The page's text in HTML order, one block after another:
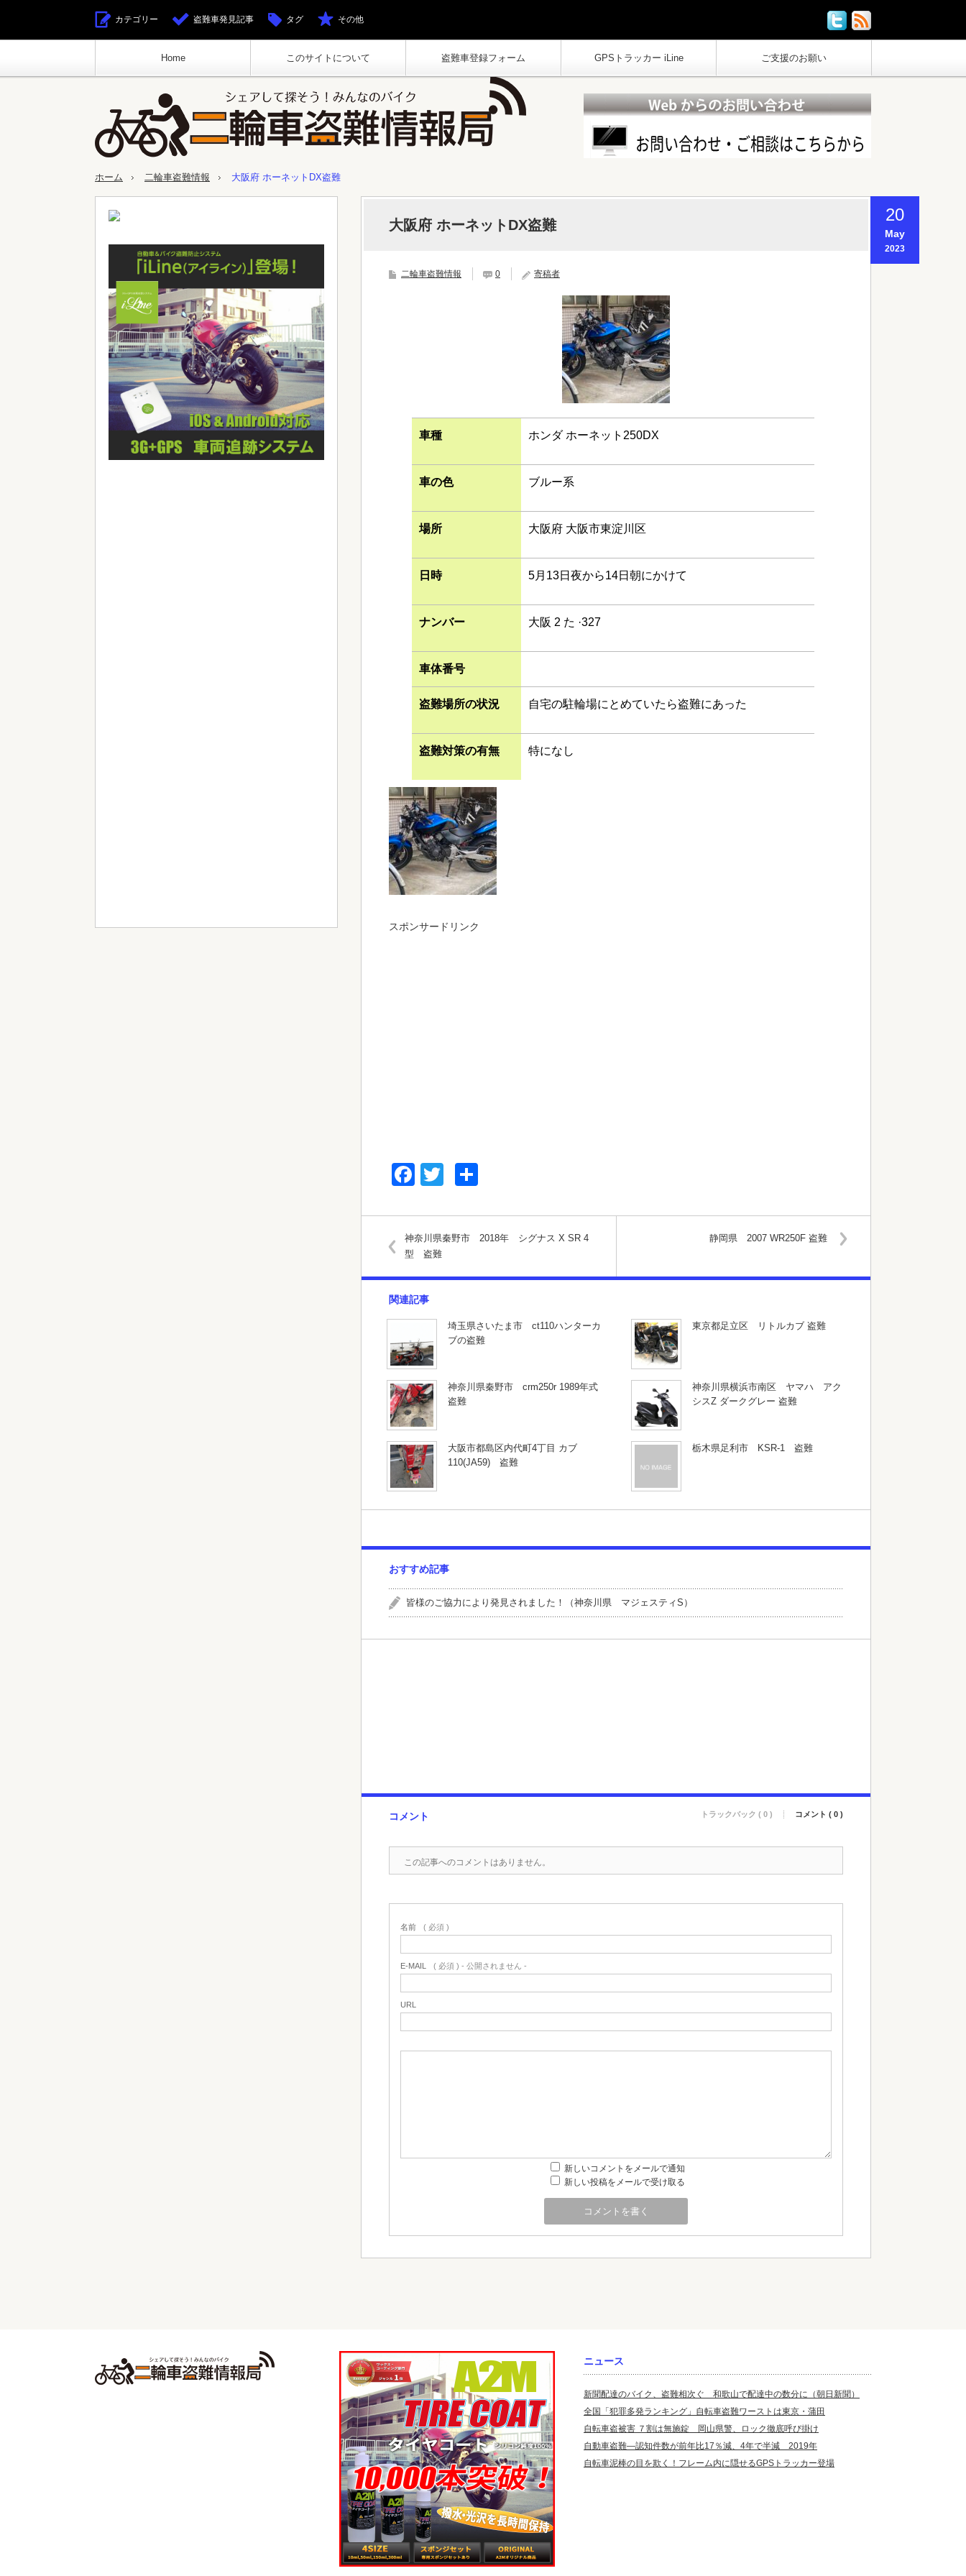
Home このサイトについて 盗難車登録フォーム GPSトラッカー iLine ご支援のお願い
カテゴリー 盗難車発見記事 タグ その他
ホーム 二輪車盗難情報 大阪府 ホーネットDX盗難
20
May
2023
大阪府 ホーネットDX盗難
二輪車盗難情報 0 寄稿者
車種 ホンダ ホーネット250DX
車の色 ブルー系
場所 大阪府 大阪市東淀川区
日時 5月13日夜から14日朝にかけて
ナンバー 大阪 2 た ·327
車体番号
盗難場所の状況 自宅の駐輪場にとめていたら盗難にあった
盗難対策の有無 特になし
スポンサードリンク
Facebook
Twitter
神奈川県秦野市 2018年 シグナス X SR 4
型 盗難
静岡県 2007 WR250F 盗難
関連記事
埼玉県さいたま市 ct110ハンターカ
ブの盗難
東京都足立区 リトルカブ 盗難
神奈川県秦野市 crm250r 1989年式
盗難
神奈川県横浜市南区 ヤマハ アク
シスZ ダークグレー 盗難
大阪市都島区内代町4丁目 カブ
110(JA59) 盗難
栃木県足利市 KSR-1 盗難
おすすめ記事
皆様のご協力により発見されました！（神奈川県 マジェスティS）
コメント トラックバック ( 0 ) コメント ( 0 )
この記事へのコメントはありません。
名前 ( 必須 )
E-MAIL ( 必須 ) - 公開されません -
URL
新しいコメントをメールで通知
新しい投稿をメールで受け取る
ニュース
新聞配達のバイク、盗難相次ぐ 和歌山で配達中の数分に（朝日新聞）
全国「犯罪多発ランキング」自転車盗難ワーストは東京・蒲田
自転車盗被害 ７割は無施錠 岡山県警、ロック徹底呼び掛け
自動車盗難—認知件数が前年比17％減、4年で半減 2019年
自転車泥棒の目を欺く！フレーム内に隠せるGPSトラッカー登場